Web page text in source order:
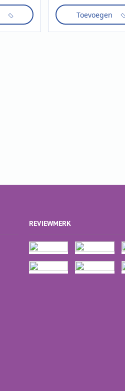
Chandon
imperial
0.75
Toevoegen
REVIEWMERK